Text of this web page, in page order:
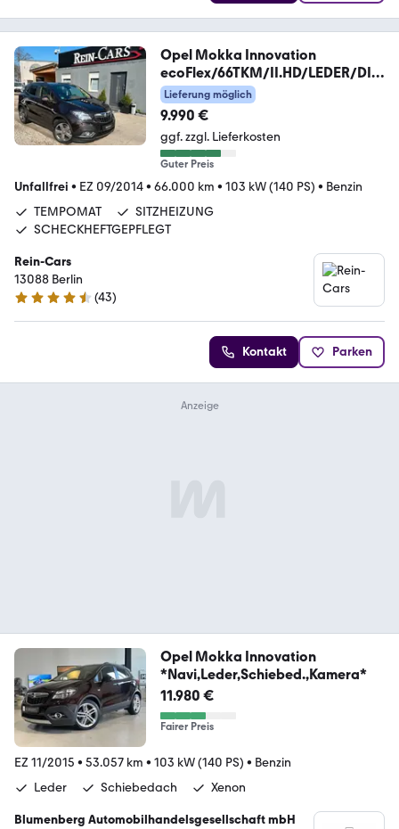
Opel Mokka Innovation
ecoFlex/66TKM/II.HD/LEDER/DIS
P.Lieferung möglich
9.990 €
ggf. zzgl. Lieferkosten
Guter Preis
Unfallfrei • EZ 09/2014• 66.000 km • 103 kW (140 PS) • Benzin
TEMPOMAT
SITZHEIZUNG
SCHECKHEFTGEPFLEGT
Rein-Cars
13088 Berlin
4.7 Sterne
(43)
Kontakt Parken
Opel Mokka Innovation
*Navi,Leder,Schiebed.,Kamera*
11.980 €
Fairer Preis
EZ 11/2015 • 53.057 km • 103 kW (140 PS) • Benzin
Leder
Schiebedach Xenon
Blumenberg Automobilhandelsgesellschaft mbH